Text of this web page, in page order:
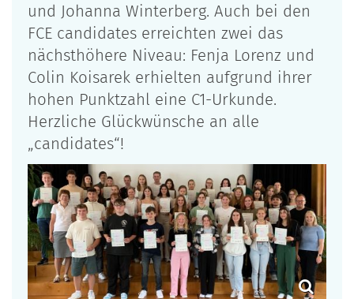
und Johanna Winterberg. Auch bei den
FCE candidates erreichten zwei das
nächsthöhere Niveau: Fenja Lorenz und
Colin Koisarek erhielten aufgrund ihrer
hohen Punktzahl eine C1-Urkunde.
Herzliche Glückwünsche an alle
„candidates“!